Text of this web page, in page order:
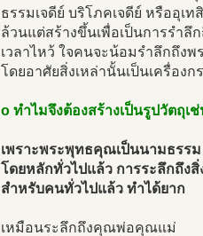
ธรรมเจดีย์ บริโภคเจดีย์ หรืออุเท
ล้วนแต่สร้างขึ้นเพื่อเป็นการรำลึ
เวลาไหว้ ใจคนจะน้อมรำลึกถึง
โดยอาศัยสิ่งเหล่านั้นเป็นเครื่องก
o ทำไมจึงต้องสร้างเป็นรูปวัตถุเ
เพราะพระพุทธคุณเป็นนามธรรม
โดยหลักทั่วไปแล้ว การระลึกถึง
สำหรับคนทั่วไปแล้ว ทำได้ยาก
เหมือนระลึกถึงคุณพ่อคุณแม่